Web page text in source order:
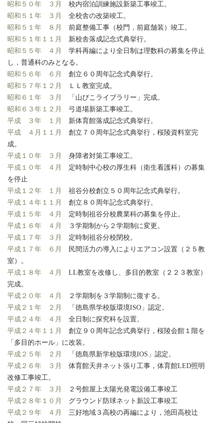
昭和５０年 ３月
校内宿泊訓練施設新築工事竣工。
昭和５１年 ３月
全校舎の改築竣工。
昭和５１年 ８月
前庭整備工事（校門，前庭舗装）竣工。
昭和５１年１１月
新校舎落成記念式典挙行。
昭和５５年 ４月
学科再編により全日制は理数科の募集を停止
し，普通科のみとなる。
昭和５６年 ６月
創立６０周年記念式典挙行。
昭和５７年１２月
ＬＬ教室完成。
昭和６１年 ３月
「山びこライブラリー」完成。
昭和６３年１２月
弓道場新築工事竣工。
平成 ３年 １月
新体育館落成記念式典挙行。
平成 ４月１１月
創立７０周年記念式典挙行，桜陵資料室完
成。
平成１０年 ３月
身障者対策工事竣工。
平成１０年 ４月
定時制中心校の厚生科（衛生看護科）の募集
を停止
平成１２年 １月
祖谷分校創立５０周年記念式典挙行。
平成１４年１１月
創立８０周年記念式典挙行。
平成１５年 ４月
定時制祖谷分校農業科の募集を停止。
平成１６年 ４月
３学期制から２学期制に変更。
平成１７年 ３月
定時制祖谷分校閉校。
平成１７年 ６月
民間活力の導入によりエアコン設置（２５教
室）。
平成１８年 ４月
LL教室を改修し、多目的教室（２２３教室）
完成。
平成２０年 ４月
２学期制を３学期制に復する。
平成２１年 ２月
「徳島県学校版環境ISO」認定。
平成２４年 ４月
全日制に探究科を設置。
平成２４年１１月
創立９０周年記念式典挙行，桜陵会館１階を
「多目的ホール」に改装。
平成２５年 ２月
「徳島県新学校版環境IOS」認定。
平成２６年 ３月
体育館天井ネット張り工事，体育館LED照明
改修工事竣工。
平成２７年 ３月
２号館屋上太陽光発電設備工事竣工
平成２８年１０月
グラウンド防球ネット新設工事竣工
平成２９年 ４月
三好地域３高校の再編により，池田高校辻